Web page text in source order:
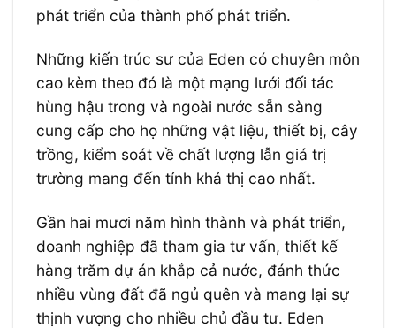
phát triển của thành phố phát triển.
Những kiến trúc sư của Eden có chuyên môn
cao kèm theo đó là một mạng lưới đối tác
hùng hậu trong và ngoài nước sẵn sàng
cung cấp cho họ những vật liệu, thiết bị, cây
trồng, kiểm soát về chất lượng lẫn giá trị
trường mang đến tính khả thị cao nhất.
Gần hai mươi năm hình thành và phát triển,
doanh nghiệp đã tham gia tư vấn, thiết kế
hàng trăm dự án khắp cả nước, đánh thức
nhiều vùng đất đã ngủ quên và mang lại sự
thịnh vượng cho nhiều chủ đầu tư. Eden